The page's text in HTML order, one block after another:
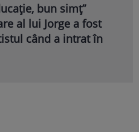
bun simț”
al lui Jorge a fost
când a intrat în